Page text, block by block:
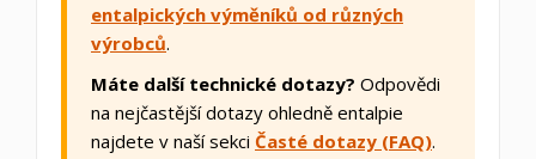
entalpických výměníků od různých
výrobců.
Máte další technické dotazy? Odpovědi
na nejčastější dotazy ohledně entalpie
najdete v naší sekci Časté dotazy (FAQ).